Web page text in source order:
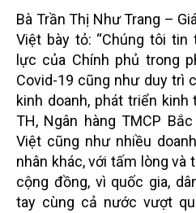
Bà Trần Thị Như Trang –
Việt bày tỏ: “Chúng tôi tin
lực của Chính phủ trong
Covid-19 cũng như duy trì
kinh doanh, phát triển kinh
TH, Ngân hàng TMCP
Việt cũng như nhiều
nhân khác, với tấm lòng và
cộng đồng, vì quốc gia,
tay cùng cả nước vượt